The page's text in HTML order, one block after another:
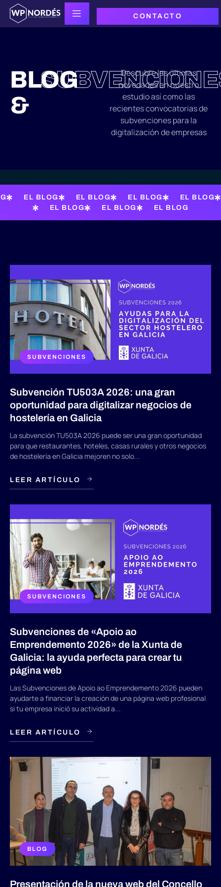
CONTACTO
BLOG
&
Descubre las últimas
novedades en nuestro
estudio así como las
recientes convocatorias de
subvenciones para la
digitalización de empresas
EL BLOG EL BLOG EL BLOG
EL BLOG
EL BLOG
EL BLOG EL BLOG
SUBVENCIONES
Subvención TU503A 2026: una gran
oportunidad para digitalizar negocios de
hostelería en Galicia
La subvención TU503A 2026 puede ser una gran oportunidad
para que restaurantes, hoteles, casas rurales y otros negocios
de hostelería en Galicia mejoren no solo...
LEER ARTÍCULO
SUBVENCIONES
Subvenciones de «Apoio ao
Emprendemento 2026» de la Xunta de
Galicia: la ayuda perfecta para crear tu
página web
Las Subvenciones de Apoio ao Emprendemento 2026 pueden
ayudarte a financiar la creación de una página web profesional
si tu empresa inició su actividad a...
LEER ARTÍCULO
BLOG
Presentación de la nueva web del Concello